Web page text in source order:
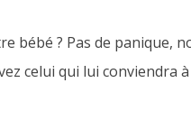
bébé ? Pas de panique,
celui qui lui conviendra